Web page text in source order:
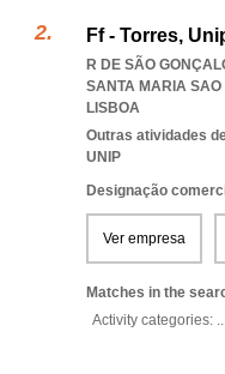
Ff - Torres,
R DE SÃO
SANTA MARIA
LISBOA
Outras atividades
UNIP
Designação
Ver empresa
Matches in the
Activity categories: